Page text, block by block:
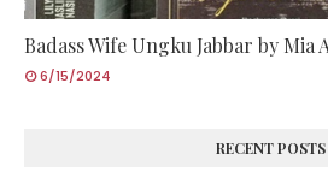
Badass Wife Ungku Jabbar by Mia
6/15/2024
RECENT POSTS